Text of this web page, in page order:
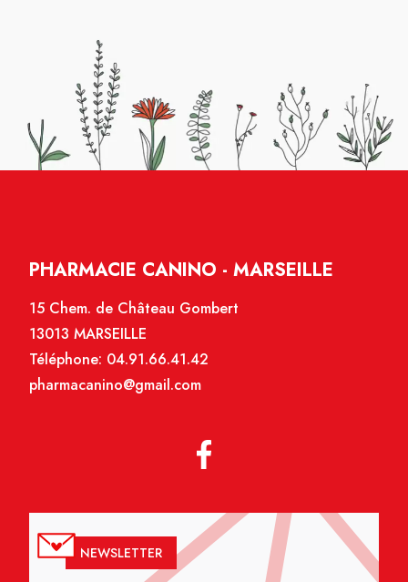
PHARMACIE CANINO - MARSEILLE
15 Chem. de Château Gombert
13013 MARSEILLE
Téléphone: 04.91.66.41.42
pharmacanino@gmail.com
NEWSLETTER